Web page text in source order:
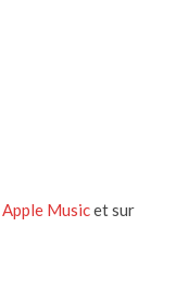
Apple Musicet sur